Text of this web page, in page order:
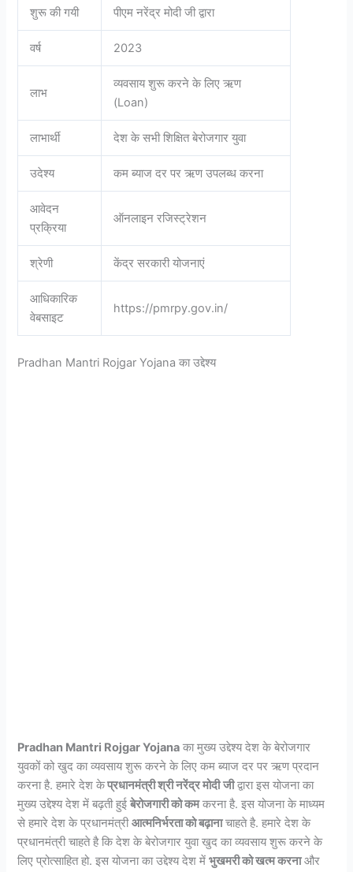
शुरू की गयी पीएम नरेंद्र मोदी जी द्वारा
वर्ष 2023
लाभ
व्यवसाय शुरू करने के लिए ऋण
(Loan)
लाभार्थी देश के सभी शिक्षित बेरोजगार युवा
उदेश्य कम ब्याज दर पर ऋण उपलब्ध करना
आवेदन
प्रक्रिया
ऑनलाइन रजिस्ट्रेशन
श्रेणी केंद्र सरकारी योजनाएं
आधिकारिक
वेबसाइट
https://pmrpy.gov.in/
Pradhan Mantri Rojgar Yojana का उद्देश्य
Pradhan Mantri Rojgar Yojana का मुख्य उद्देश्य देश के बेरोजगार
युवकों को खुद का व्यवसाय शुरू करने के लिए कम ब्याज दर पर ऋण प्रदान
करना है. हमारे देश केप्रधानमंत्री श्री नरेंद्र मोदी जीद्वारा इस योजना का
मुख्य उद्देश्य देश में बढ़ती हुईबेरोजगारी को कमकरना है. इस योजना के माध्यम
से हमारे देश के प्रधानमंत्रीआत्मनिर्भरता को बढ़ानाचाहते है. हमारे देश के
प्रधानमंत्री चाहते है कि देश के बेरोजगार युवा खुद का व्यवसाय शुरू करने के
लिए प्रोत्साहित हो. इस योजना का उद्देश्य देश मेंभुखमरी को खत्म करनाऔर